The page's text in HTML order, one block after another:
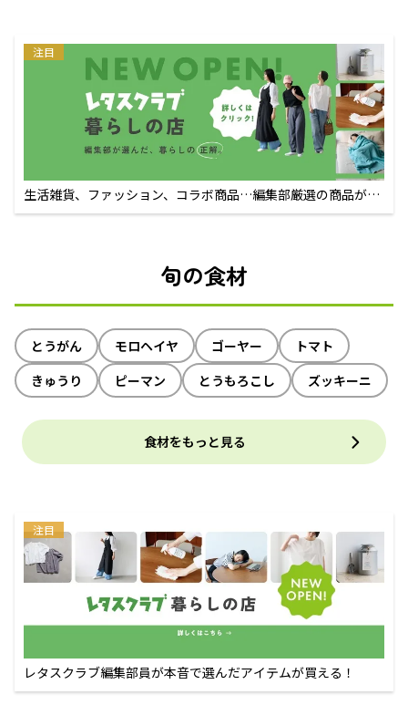
注目
生活雑貨、ファッション、コラボ商品…編集部厳選の商品が買
えるECサイト
旬の食材
とうがん モロヘイヤ ゴーヤー
トマト
きゅうり
ピーマン とうもろこし ズッキーニ
食材をもっと見る
注目
レタスクラブ編集部員が本音で選んだアイテムが買える！